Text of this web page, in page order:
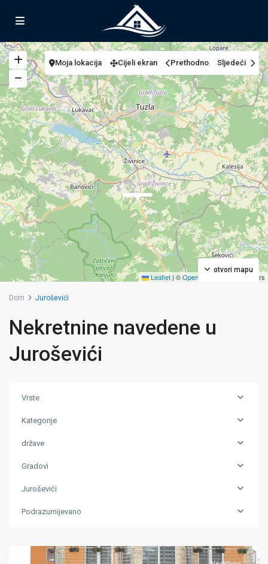
Leaflet | ©OpenStreetMap contributors
otvori mapu
Moja lokacija Cijeli ekran Prethodno Sljedeći
Dom Juroševići
Nekretnine navedene u
Juroševići
Vrste
Kategorije
države
Gradovi
Juroševići
Podrazumijevano